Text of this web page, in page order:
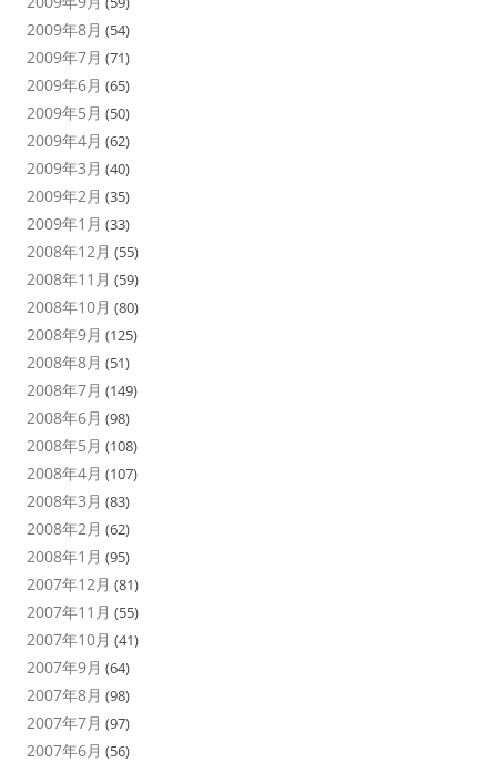
2009年8月 (54)
2009年7月 (71)
2009年6月 (65)
2009年5月 (50)
2009年4月 (62)
2009年3月 (40)
2009年2月 (35)
2009年1月 (33)
2008年12月 (55)
2008年11月 (59)
2008年10月 (80)
2008年9月 (125)
2008年8月 (51)
2008年7月 (149)
2008年6月 (98)
2008年5月 (108)
2008年4月 (107)
2008年3月 (83)
2008年2月 (62)
2008年1月 (95)
2007年12月 (81)
2007年11月 (55)
2007年10月 (41)
2007年9月 (64)
2007年8月 (98)
2007年7月 (97)
2007年6月 (56)